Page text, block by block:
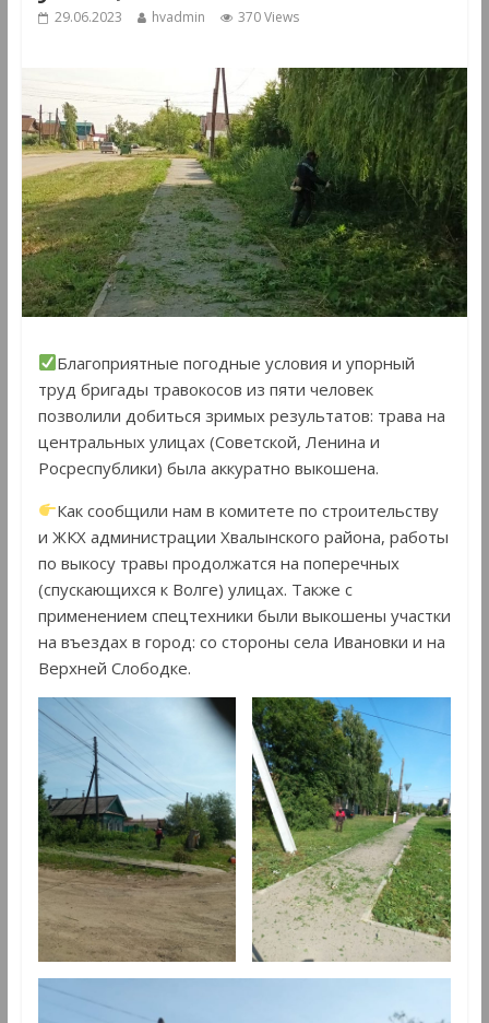
29.06.2023 hvadmin 370 Views
Благоприятные погодные условия и упорный
труд бригады травокосов из пяти человек
позволили добиться зримых результатов: трава на
центральных улицах (Советской, Ленина и
Росреспублики) была аккуратно выкошена.
Как сообщили нам в комитете по строительству
и ЖКХ администрации Хвалынского района, работы
по выкосу травы продолжатся на поперечных
(спускающихся к Волге) улицах. Также с
применением спецтехники были выкошены участки
на въездах в город: со стороны села Ивановки и на
Верхней Слободке.